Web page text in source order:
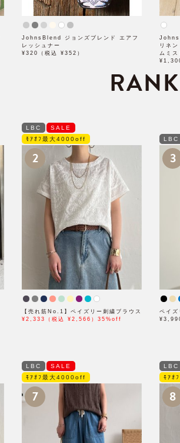
JohnsBlend ジョンズブレンド エアフ
レッシュナー
¥320（税込 ¥352）
リネ
ムミス
LBC
SALE
ﾓｱｵﾌ最大4000off
2
【売れ筋No.1】ペイズリー刺繍ブラウス
¥2,333（税込 ¥2,566）35%off
LBC
3
ペイズ
LBC
SALE
ﾓｱｵﾌ最大4000off
7
LBC
ﾓｱｵ
8